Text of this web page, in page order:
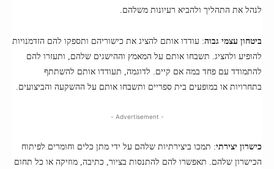
לנהל את התהליך ולהביא רעיונות משלהם.
ביטחון עצמי גבוה: עודדו אותם להציג את כישוריהם ותספקו להם הזדמנויות
להופיע ולהציג. תשבחו אותם על המאמץ וההישגים שלהם, ותעזרו להם
להתמודד עם פחד במה אם קיים. לדוגמה, תעודדו אותם להשתתף
בתחרויות או במופעים בית ספריים ותשבחו אותם על ההשקעה והביצועים.
- Advertisement -
כישרון יצירתי: תמכו ביצירתיות שלהם על ידי מתן כלים וחומרים לפיתוח
הכישרון שלהם. תאפשרו להם להתנסות בציור, כתיבה, מוזיקה או כל תחום